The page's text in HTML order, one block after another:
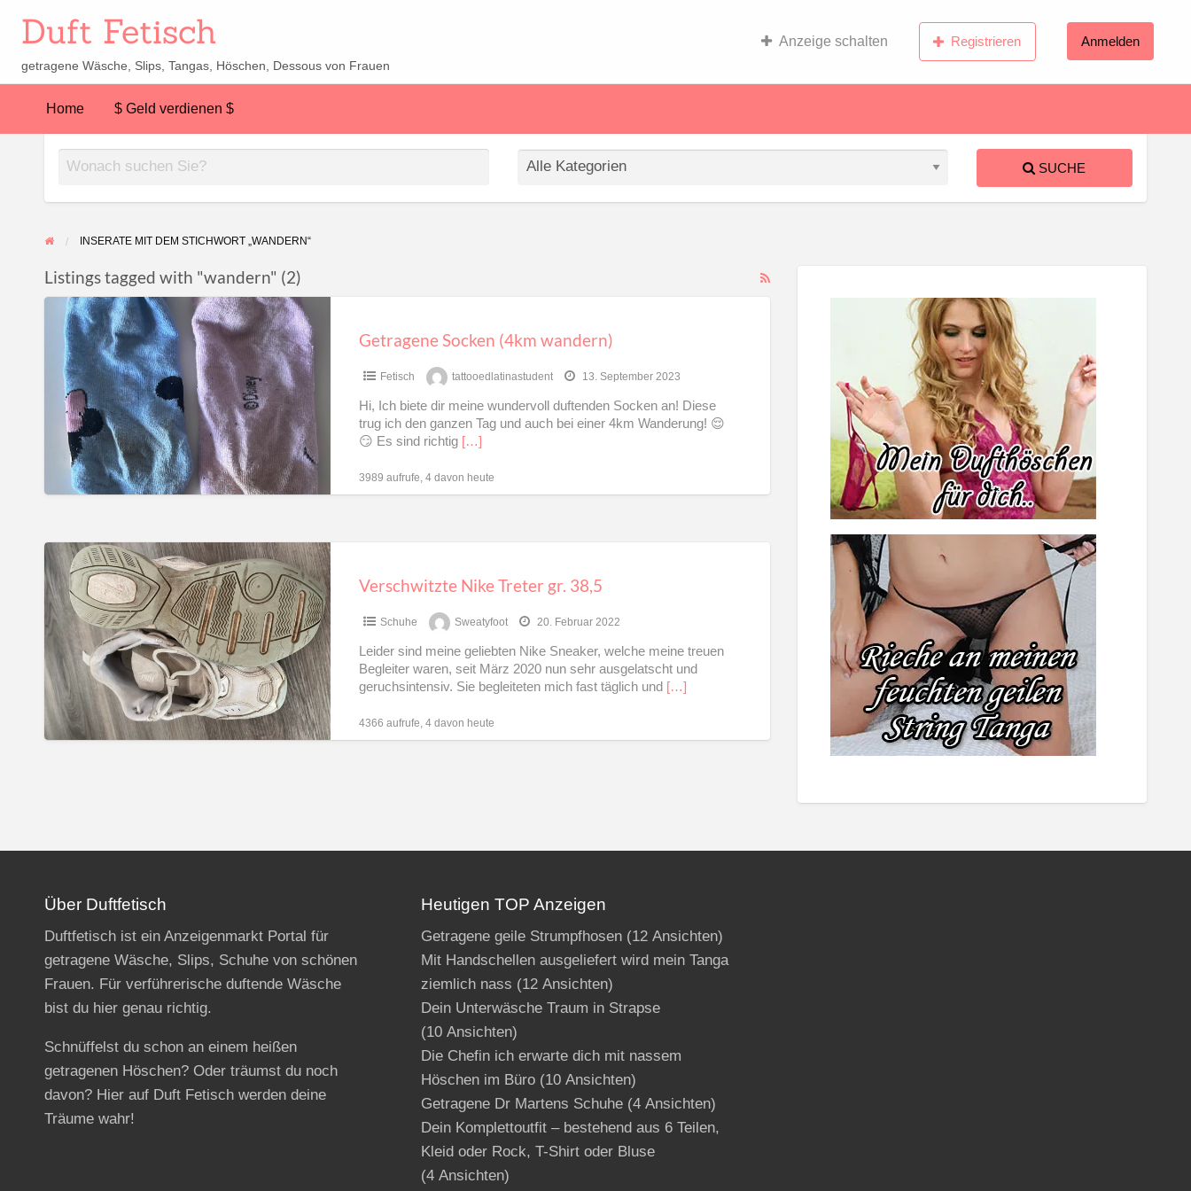
Duft Fetisch
getragene Wäsche, Slips, Tangas, Höschen, Dessous von Frauen
Anzeige schalten Registrieren Anmelden
Home $ Geld verdienen $
SUCHE
INSERATE MIT DEM STICHWORT „WANDERN“
RSS
Listings tagged with "wandern" (2)
Getragene
Socken
(4km
wandern)
Getragene Socken (4km wandern)
Fetisch tattooedlatinastudent 13. September 2023
Hi, Ich biete dir meine wundervoll duftenden Socken an! Diese
trug ich den ganzen Tag und auch bei einer 4km Wanderung! 😌
😏 Es sind richtig […]
3989 aufrufe, 4 davon heute
Verschwitzte
Nike
Treter
gr.
38,5
Verschwitzte Nike Treter gr. 38,5
Schuhe Sweatyfoot 20. Februar 2022
Leider sind meine geliebten Nike Sneaker, welche meine treuen
Begleiter waren, seit März 2020 nun sehr ausgelatscht und
geruchsintensiv. Sie begleiteten mich fast täglich und […]
4366 aufrufe, 4 davon heute
Über Duftfetisch
Duftfetisch ist ein Anzeigenmarkt Portal für
getragene Wäsche, Slips, Schuhe von schönen
Frauen. Für verführerische duftende Wäsche
bist du hier genau richtig.
Schnüffelst du schon an einem heißen
getragenen Höschen? Oder träumst du noch
davon? Hier auf Duft Fetisch werden deine
Träume wahr!
Heutigen TOP Anzeigen
Getragene geile Strumpfhosen (12 Ansichten)
Mit Handschellen ausgeliefert wird mein Tanga
ziemlich nass (12 Ansichten)
Dein Unterwäsche Traum in Strapse
(10 Ansichten)
Die Chefin ich erwarte dich mit nassem
Höschen im Büro (10 Ansichten)
Getragene Dr Martens Schuhe (4 Ansichten)
Dein Komplettoutfit – bestehend aus 6 Teilen,
Kleid oder Rock, T-Shirt oder Bluse
(4 Ansichten)